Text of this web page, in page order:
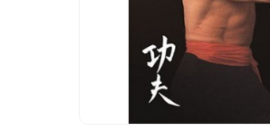
Accessoires
Tatamis
Décoration
Voir plus